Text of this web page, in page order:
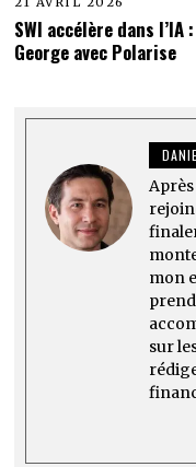
SWI accélère dans
George avec Polarise
mon
sur